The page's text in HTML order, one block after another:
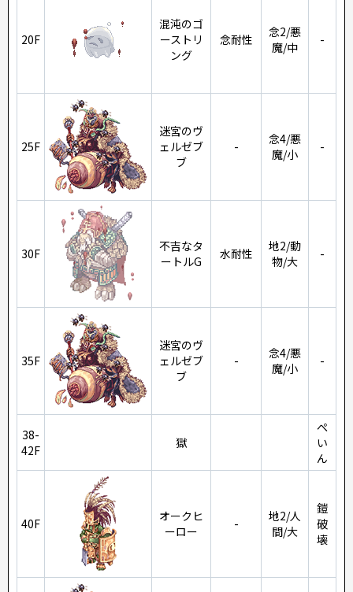
20F
混沌のゴ
ーストリ
ング
念耐性
念2/悪
魔/中
-
25F
迷宮のヴ
ェルゼブ
ブ
-
念4/悪
魔/小
-
30F
不吉なタ
ートルG
水耐性
地2/動
物/大
-
35F
迷宮のヴ
ェルゼブ
ブ
-
念4/悪
魔/小
-
38-
42F
獄
ぺ
い
ん
40F
オークヒ
ーロー
-
地2/人
間/大
鎧
破
壊